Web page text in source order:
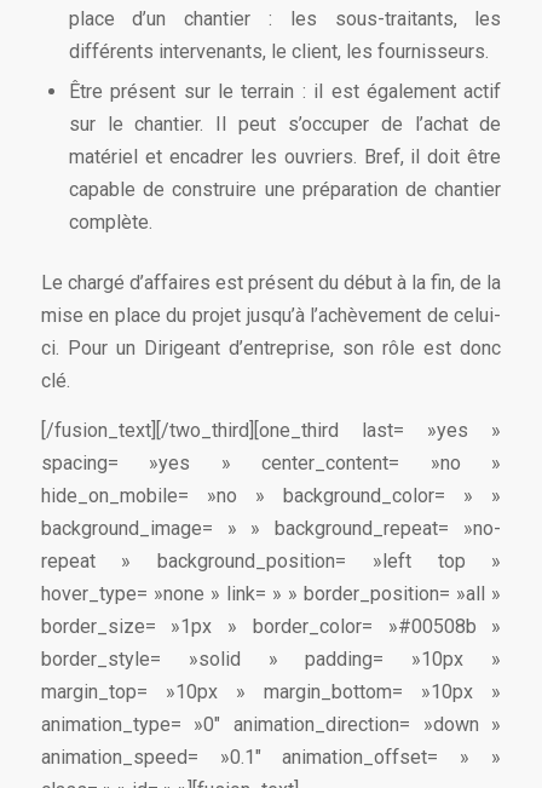
place d’un chantier : les sous-traitants, les
différents intervenants, le client, les fournisseurs.
Être présent sur le terrain : il est également actif
sur le chantier. Il peut s’occuper de l’achat de
matériel et encadrer les ouvriers. Bref, il doit être
capable de construire une préparation de chantier
complète.
Le chargé d’affaires est présent du début à la fin, de la
mise en place du projet jusqu’à l’achèvement de celui-
ci. Pour un Dirigeant d’entreprise, son rôle est donc
clé.
[/fusion_text][/two_third][one_third last= »yes »
spacing= »yes » center_content= »no »
hide_on_mobile= »no » background_color= » »
background_image= » » background_repeat= »no-
repeat » background_position= »left top »
hover_type= »none » link= » » border_position= »all »
border_size= »1px » border_color= »#00508b »
border_style= »solid » padding= »10px »
margin_top= »10px » margin_bottom= »10px »
animation_type= »0″ animation_direction= »down »
animation_speed= »0.1″ animation_offset= » »